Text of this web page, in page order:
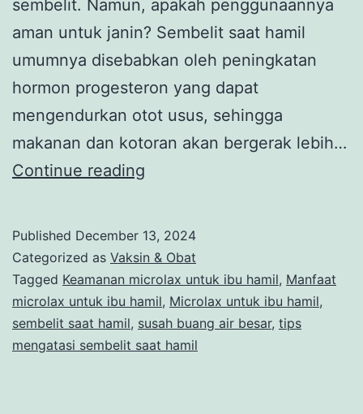
sembelit. Namun, apakah penggunaannya
aman untuk janin? Sembelit saat hamil
umumnya disebabkan oleh peningkatan
hormon progesteron yang dapat
mengendurkan otot usus, sehingga
makanan dan kotoran akan bergerak lebih…
Continue reading
Ibu
Hamil,
Aman
Nggak
Published December 13, 2024
Categorized as Vaksin & Obat
Tagged Keamanan microlax untuk ibu hamil, Manfaat
microlax untuk ibu hamil, Microlax untuk ibu hamil,
sembelit saat hamil, susah buang air besar, tips
mengatasi sembelit saat hamil